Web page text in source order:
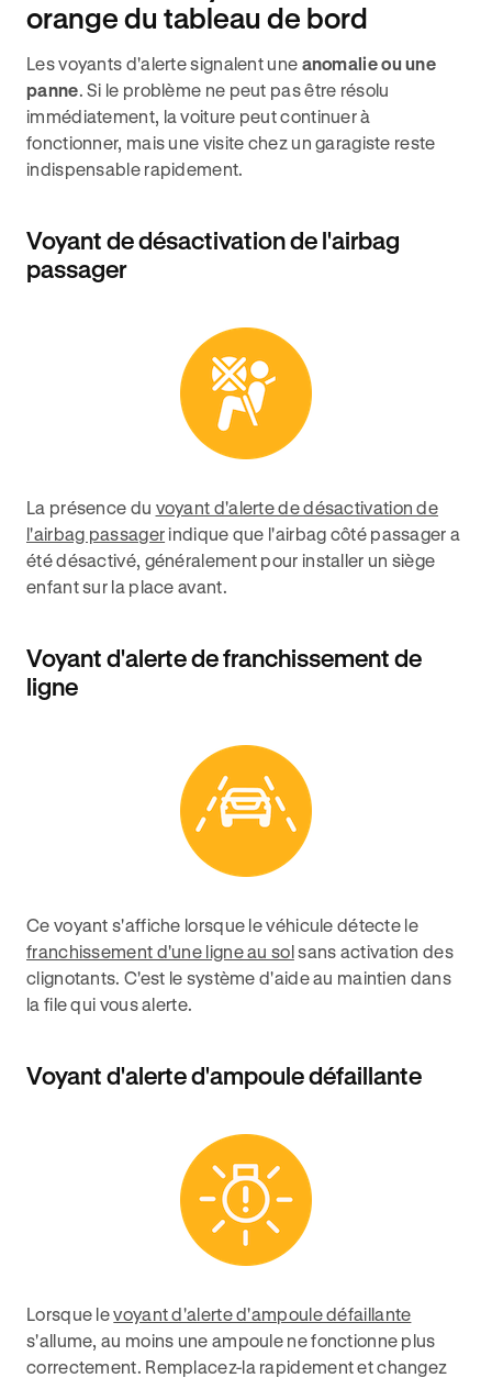
orange du tableau de bord
Les voyants d'alerte signalent une anomalie ou une
panne. Si le problème ne peut pas être résolu
immédiatement, la voiture peut continuer à
fonctionner, mais une visite chez un garagiste reste
indispensable rapidement.
Voyant de désactivation de l'airbag
passager
La présence du voyant d'alerte de désactivation de
l'airbag passager indique que l'airbag côté passager a
été désactivé, généralement pour installer un siège
enfant sur la place avant.
Voyant d'alerte de franchissement de
ligne
Ce voyant s'affiche lorsque le véhicule détecte le
franchissement d'une ligne au solsans activation des
clignotants. C'est le système d'aide au maintien dans
la file qui vous alerte.
Voyant d'alerte d'ampoule défaillante
Lorsque levoyant d'alerte d'ampoule défaillante
s'allume, au moins une ampoule ne fonctionne plus
correctement. Remplacez-la rapidement et changez